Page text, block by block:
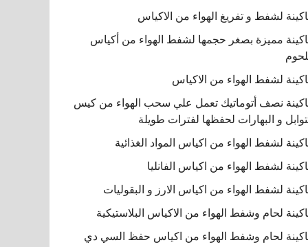
لشفط و تفريغ الهواء من الاكياس
مميزة بصغر حجمها لشفط الهواء من أكياس
لشفط الهواء من الاكياس
نصف أتوماتيك تعمل علي سحب الهواء من كيس
و البهارات لحفظها لفترات طويلة
لشفط الهواء من اكياس المواد الغذائية
لشفط الهواء من اكياس الفانليا
لشفط الهواء من اكياس الارز و البقوليات
لحام وشفط الهواء من الاكياس البلاستيكية
لحام وشفط الهواء من اكياس حفظ السي دي